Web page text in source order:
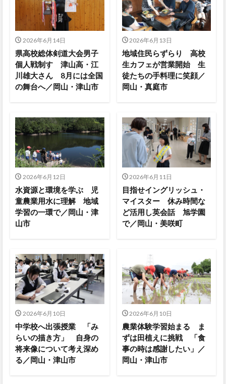
2026年6月14日
県高校総体剣道大会男子
個人戦制す 津山高・江
川雄大さん 8月には全国
の舞台へ／岡山・津山市
2026年6月13日
地域住民らずらり 高校
生カフェが営業開始 生
徒たちの手料理に笑顔／
岡山・真庭市
2026年6月12日
水資源と環境を学ぶ 児
童農業用水に理解 地域
学習の一環で／岡山・津
山市
2026年6月11日
目指せイングリッシュ・
マイスター 休み時間な
ど活用し英会話 旭学園
で／岡山・美咲町
2026年6月10日
中学校へ出張授業 「み
らいの描き方」 自身の
将来像について考え深め
る／岡山・津山市
2026年6月10日
農業体験学習始まる ま
ずは田植えに挑戦 「食
事の時は感謝したい」／
岡山・津山市